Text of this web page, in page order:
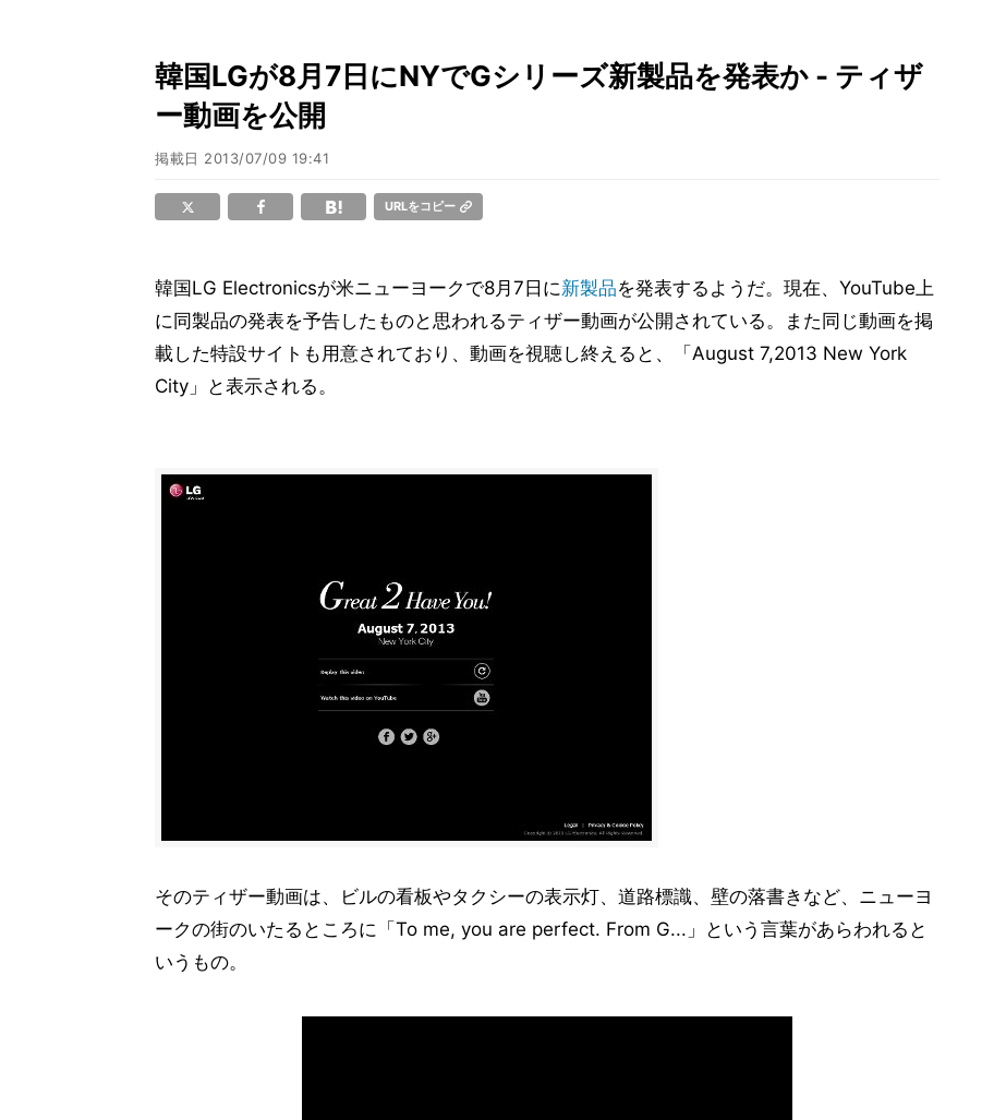
韓国LGが8月7日にNYでGシリーズ新製品を発表か - ティザ
ー動画を公開
掲載日 2013/07/09 19:41
URLをコピー
韓国LG Electronicsが米ニューヨークで8月7日に新製品を発表するようだ。現在、YouTube上
に同製品の発表を予告したものと思われるティザー動画が公開されている。また同じ動画を掲
載した特設サイトも用意されており、動画を視聴し終えると、「August 7,2013 New York
City」と表示される。
そのティザー動画は、ビルの看板やタクシーの表示灯、道路標識、壁の落書きなど、ニューヨ
ークの街のいたるところに「To me, you are perfect. From G...」という言葉があらわれると
いうもの。